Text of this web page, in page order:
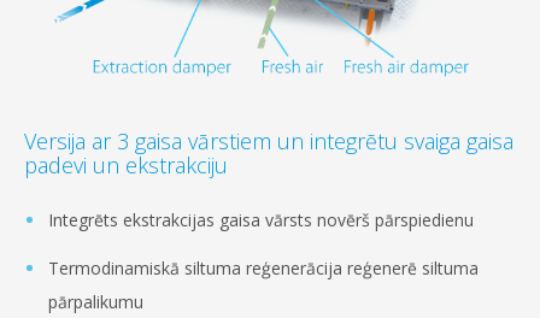
Versija ar 3 gaisa vārstiem un integrētu svaiga gaisa
padevi un ekstrakciju
Integrēts ekstrakcijas gaisa vārsts novērš pārspiedienu
Termodinamiskā siltuma reģenerācija reģenerē siltuma
pārpalikumu